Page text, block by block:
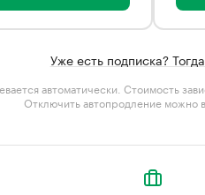
Уже есть подписка?
автоматически. Стоимость
Отключить автопродление можно